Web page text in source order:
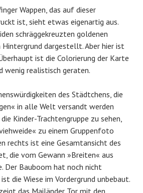
Wappen, das auf dieser
ist, sieht etwas eigenartig aus.
schräggekreuzten goldenen
dargestellt. Aber hier ist
ist die Colorierung der Karte
wenig realistisch geraten.
des Städtchens, die
in alle Welt versandt werden
Kinder-Trachtengruppe zu sehen,
zu einem Gruppenfoto
rechts ist eine Gesamtansicht des
die vom Gewann »Breiten« aus
Der Bauboom hat noch nicht
die Wiese im Vordergrund unbebaut.
das Mailänder Tor mit den